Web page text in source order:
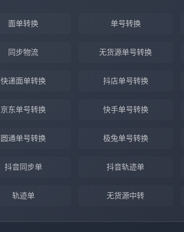
面单转换 单号转换
同步物流 无货源单号转换
快递面单转换 抖店单号转换
京东单号转换 快手单号转换
圆通单号转换 极兔单号转换
抖音同步单 抖音轨迹单
轨迹单 无货源中转